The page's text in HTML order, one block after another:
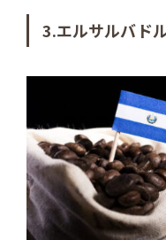
3.エルサルバド